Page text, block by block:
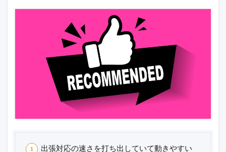
出張対応の速さを打ち出していて動きやすい